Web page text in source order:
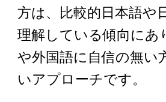
方は、比較的日本語や
理解している傾向にあ
や外国語に自信の無い
いアプローチです。